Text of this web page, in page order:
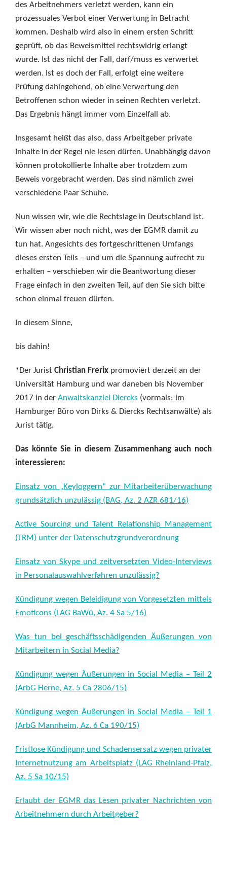
des Arbeitnehmers verletzt werden, kann ein
prozessuales Verbot einer Verwertung in Betracht
kommen. Deshalb wird also in einem ersten Schritt
geprüft, ob das Beweismittel rechtswidrig erlangt
wurde. Ist das nicht der Fall, darf/muss es verwertet
werden. Ist es doch der Fall, erfolgt eine weitere
Prüfung dahingehend, ob eine Verwertung den
Betroffenen schon wieder in seinen Rechten verletzt.
Das Ergebnis hängt immer vom Einzelfall ab.
Insgesamt heißt das also, dass Arbeitgeber private
Inhalte in der Regel nie lesen dürfen. Unabhängig davon
können protokollierte Inhalte aber trotzdem zum
Beweis vorgebracht werden. Das sind nämlich zwei
verschiedene Paar Schuhe.
Nun wissen wir, wie die Rechtslage in Deutschland ist.
Wir wissen aber noch nicht, was der EGMR damit zu
tun hat. Angesichts des fortgeschrittenen Umfangs
dieses ersten Teils – und um die Spannung aufrecht zu
erhalten – verschieben wir die Beantwortung dieser
Frage einfach in den zweiten Teil, auf den Sie sich bitte
schon einmal freuen dürfen.
In diesem Sinne,
bis dahin!
*Der Jurist Christian Frerix promoviert derzeit an der
Universität Hamburg und war daneben bis November
2017 in der Anwaltskanzlei Diercks (vormals: im
Hamburger Büro von Dirks & Diercks Rechtsanwälte) als
Jurist tätig.
Das könnte Sie in diesem Zusammenhang auch noch
interessieren:
Einsatz von „Keyloggern“ zur Mitarbeiterüberwachung
grundsätzlich unzulässig (BAG, Az. 2 AZR 681/16)
Active Sourcing und Talent Relationship Management
(TRM) unter der Datenschutzgrundverordnung
Einsatz von Skype und zeitversetzten Video-Interviews
in Personalauswahlverfahren unzulässig?
Kündigung wegen Beleidigung von Vorgesetzten mittels
Emoticons (LAG BaWü, Az. 4 Sa 5/16)
Was tun bei geschäftsschädigenden Äußerungen von
Mitarbeitern in Social Media?
Kündigung wegen Äußerungen in Social Media – Teil 2
(ArbG Herne, Az. 5 Ca 2806/15)
Kündigung wegen Äußerungen in Social Media – Teil 1
(ArbG Mannheim, Az. 6 Ca 190/15)
Fristlose Kündigung und Schadensersatz wegen privater
Internetnutzung am Arbeitsplatz (LAG Rheinland-Pfalz,
Az. 5 Sa 10/15)
Erlaubt der EGMR das Lesen privater Nachrichten von
Arbeitnehmern durch Arbeitgeber?